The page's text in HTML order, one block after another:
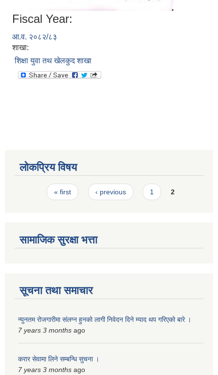
Fiscal Year:
आ.व. २०८२/८३
शाखा:
शिक्षा युवा तथ खेलकुद शाखा
लोकप्रिय विषय
Pages« first ‹ previous 1 2
सामाजिक सुरक्षा भत्ता
सूचना तथा समाचार
न्युनतम रोजगारीमा संलग्न हुनको लागी निवेदन दिने म्याद थप गरिएको बारे ।
7 years 3 months ago
करार सेवामा लिने सम्बन्धि सुचना ।
7 years 3 months ago